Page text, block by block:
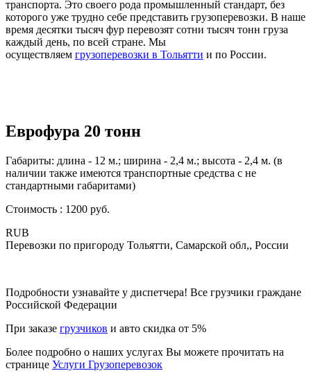
транспорта. Это своего рода промышленный стандарт, без
которого уже трудно себе представить грузоперевозки. В наше
время десятки тысяч фур перевозят сотни тысяч тонн груза
каждый день, по всей стране. Мы
осуществляем грузоперевозки в Тольятти и по России.
Еврофура 20 тонн
Габариты: длина - 12 м.; ширина - 2,4 м.; высота - 2,4 м. (в
наличии также имеются транспортные средства с не
стандартными габаритами)
Стоимость : 1200 руб.
RUB
Перевозки по пригороду Тольятти, Самарской обл,, России
Подробности узнавайте у диспетчера! Все грузчики граждане
Российской Федерации
При заказе грузчиков и авто скидка от 5%
Более подробно о наших услугах Вы можете прочитать на
странице Услуги Грузоперевозок